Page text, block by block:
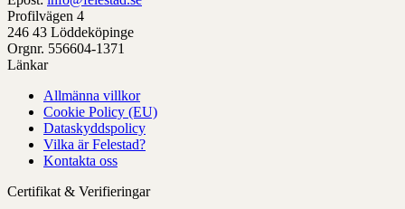
som
kan
väljas
på
väljas
på
produktens
sida
Profilvägen 4
246 43 Löddeköpinge
Orgnr. 556604-1371
Länkar
Allmänna villkor
Cookie Policy (EU)
Dataskyddspolicy
Vilka är Felestad?
Kontakta oss
Certifikat & Verifieringar